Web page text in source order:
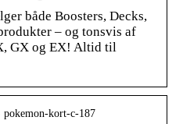
både Boosters, Decks,
– og tonsvis af
GX og EX! Altid til
pokemon-kort-c-187